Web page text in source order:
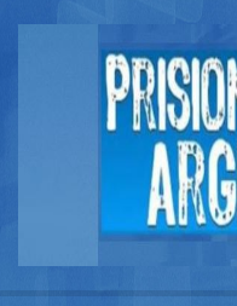
Buscador
Documentos